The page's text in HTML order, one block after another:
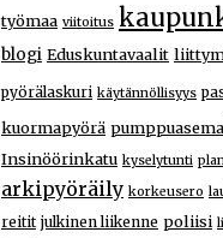
työmaa viitoitus
blogi Eduskuntavaalit
pyörälaskuri käytännöllisyys
kuormapyörä pumppuasema
Insinöörinkatu kyselytunti
arkipyöräily korkeusero
reitit julkinen liikenne poliisi